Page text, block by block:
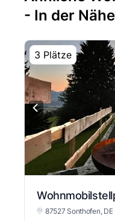
- In der Nähe
3 Plätze
87527 Sonthofen, DE